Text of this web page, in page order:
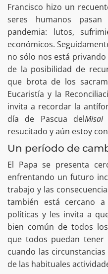
Francisco hizo un
seres humanos
pandemia: lutos,
económicos.
no sólo nos está
de la posibilidad de
que brota de los
Eucaristía y la
invita a recordar la
día de Pascua delMisal
resucitado y aún estoy
Un período de
El Papa se presenta
enfrentando un futuro
trabajo y las
también está cercano
políticas y les invita a
bien común de todos
que todos puedan tener
cuando las
de las habituales